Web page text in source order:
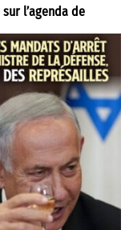
l’agenda de